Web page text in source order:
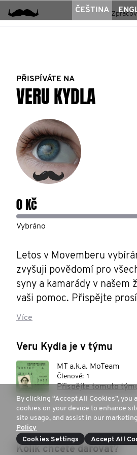
ČEŠTINA
PŘISPÍVÁTE NA
VERU KYDLA
0 Kč
Vybráno
Letos v Movemberu
zvyšuji povědomí pro
syny a kamarády v našem
vaši pomoc. Přispějte
mužského zdraví.
Více
Veru Kydla je v týmu
MT a.k.a. MoTeam
Členové: 1
Přispějte tomuto
Kolik chcete darovat?
By clicking “Accept All Cookies”,
cookies on your device to enhance
site usage, and assist in our
Policy
Cookies Settings
Accept All